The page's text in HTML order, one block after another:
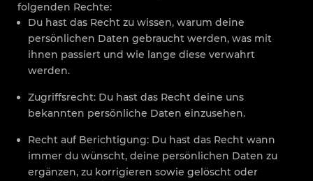
folgenden Rechte:
Du hast das Recht zu wissen, warum deine
persönlichen Daten gebraucht werden, was mit
ihnen passiert und wie lange diese verwahrt
werden.
Zugriffsrecht: Du hast das Recht deine uns
bekannten persönliche Daten einzusehen.
Recht auf Berichtigung: Du hast das Recht wann
immer du wünscht, deine persönlichen Daten zu
ergänzen, zu korrigieren sowie gelöscht oder